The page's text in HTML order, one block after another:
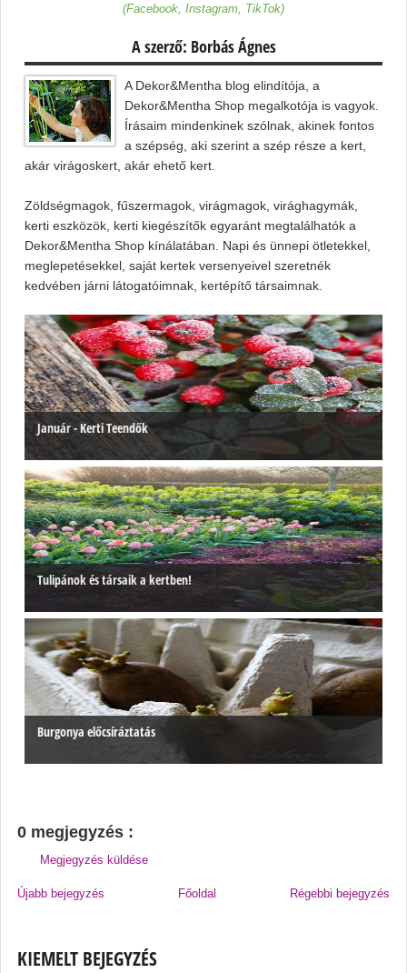
(Facebook, Instagram, TikTok)
A szerző: Borbás Ágnes
A Dekor&Mentha blog elindítója, a
Dekor&Mentha Shop megalkotója is vagyok.
Írásaim mindenkinek szólnak, akinek fontos
a szépség, aki szerint a szép része a kert,
akár virágoskert, akár ehető kert.
Zöldségmagok, fűszermagok, virágmagok, virághagymák,
kerti eszközök, kerti kiegészítők egyaránt megtalálhatók a
Dekor&Mentha Shop kínálatában. Napi és ünnepi ötletekkel,
meglepetésekkel, saját kertek versenyeivel szeretnék
kedvében járni látogatóimnak, kertépítő társaimnak.
Január - Kerti Teendők
Tulipánok és társaik a kertben!
Burgonya előcsíráztatás
0 megjegyzés :
Megjegyzés küldése
Újabb bejegyzés Régebbi bejegyzés
Főoldal
KIEMELT BEJEGYZÉS